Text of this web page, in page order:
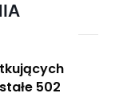
502